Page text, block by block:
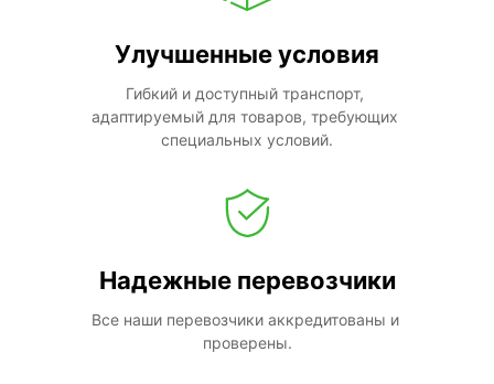
Улучшенные условия
Гибкий и доступный транспорт,
адаптируемый для товаров, требующих
специальных условий.
Надежные перевозчики
Все наши перевозчики аккредитованы и
проверены.